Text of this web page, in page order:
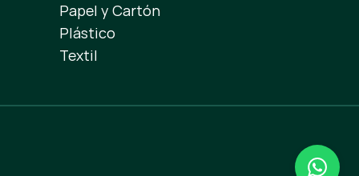
Papel y Cartón
Plástico
Textil